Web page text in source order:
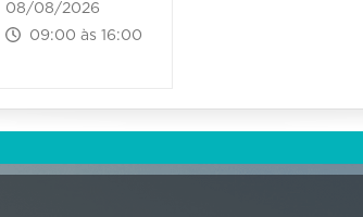
08/08/2026
09:00 às 16:00